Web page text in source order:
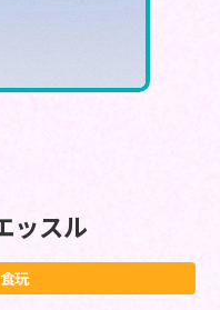
ッスル
玩